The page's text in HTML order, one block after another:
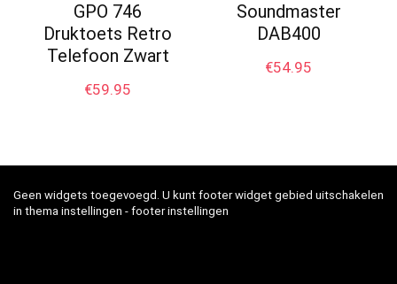
GPO 746
Druktoets Retro
Telefoon Zwart
€59.95
Soundmaster
DAB400
€54.95
Geen widgets toegevoegd. U kunt footer widget gebied uitschakelen
in thema instellingen - footer instellingen